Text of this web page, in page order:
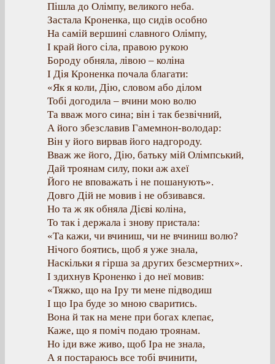
Пішла до Олімпу, великого неба.
Застала Кроненка, що сидів особно
На самій вершині славного Олімпу,
І край його сіла, правою рукою
Бороду обняла, лівою – коліна
І Дія Кроненка почала благати:
«Як я коли, Дію, словом або ділом
Тобі догодила – вчини мою волю
Та вваж мого сина; він і так безвічний,
А його збезславив Гамемнон-володар:
Він у його вирвав його надгороду.
Вваж же його, Дію, батьку мій Олімпський,
Дай троянам силу, поки аж ахеї
Його не вповажать і не пошанують».
Довго Дій не мовив і не обзивався.
Но та ж як обняла Дієві коліна,
То так і держала і знову пристала:
«Та кажи, чи вчиниш, чи не вчиниш волю?
Нічого боятись, щоб я уже знала,
Наскільки я гірша за других безсмертних».
І здихнув Кроненко і до неї мовив:
«Тяжко, що на Іру ти мене підводиш
І що Іра буде зо мною сваритись.
Вона й так на мене при богах клепає,
Каже, що я поміч подаю троянам.
Но іди вже живо, щоб Іра не знала,
А я постараюсь все тобі вчинити,